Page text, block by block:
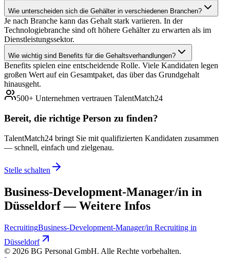
Wie unterscheiden sich die Gehälter in verschiedenen Branchen?
Je nach Branche kann das Gehalt stark variieren. In der
Technologiebranche sind oft höhere Gehälter zu erwarten als im
Dienstleistungssektor.
Wie wichtig sind Benefits für die Gehaltsverhandlungen?
Benefits spielen eine entscheidende Rolle. Viele Kandidaten legen
großen Wert auf ein Gesamtpaket, das über das Grundgehalt
hinausgeht.
500+ Unternehmen vertrauen TalentMatch24
Bereit, die richtige Person zu finden?
TalentMatch24 bringt Sie mit qualifizierten Kandidaten zusammen
— schnell, einfach und zielgenau.
Stelle schalten
Business-Development-Manager/in in
Düsseldorf — Weitere Infos
RecruitingBusiness-Development-Manager/in Recruiting in
Düsseldorf
© 2026 BG Personal GmbH. Alle Rechte vorbehalten.